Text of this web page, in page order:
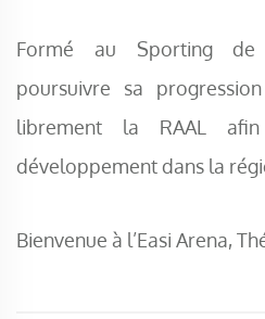
Formé au Sporting
poursuivre sa
librement la RAAL
développement dans la
Bienvenue à l’Easi Arena,